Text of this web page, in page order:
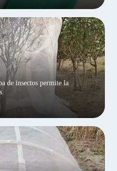
de insectos permite la